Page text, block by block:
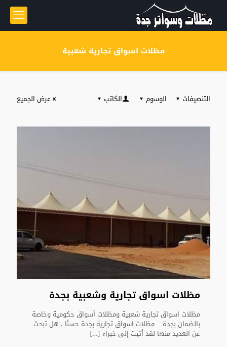
مظلات اسواق تجارية شعبية
التنصيفات الوسوم الكاتب عرض الجميع
مظلات اسواق تجارية وشعبية بجدة
مظلات اسواق تجارية شعبية ومظلات أسواق حكومية وخاصة
بالضمان بجدة مظلات اسواق تجارية بجدة حسنًا ، هل تبحث
عن العديد منها لقد أتيت إلى خبراء […]